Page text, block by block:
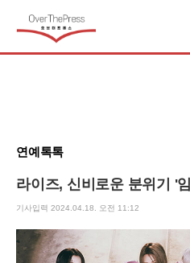
연예톡톡
라이즈, 신비로운 분위기 '
기사입력 2024.04.18. 오전 11:12